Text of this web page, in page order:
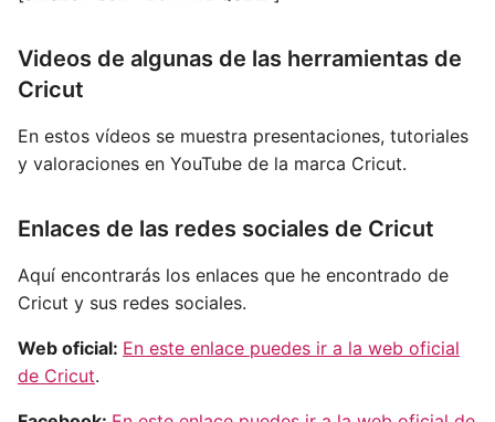
Videos de algunas de las herramientas de
Cricut
En estos vídeos se muestra presentaciones, tutoriales
y valoraciones en YouTube de la marca Cricut.
Enlaces de las redes sociales de Cricut
Aquí encontrarás los enlaces que he encontrado de
Cricut y sus redes sociales.
Web oficial: En este enlace puedes ir a la web oficial
de Cricut.